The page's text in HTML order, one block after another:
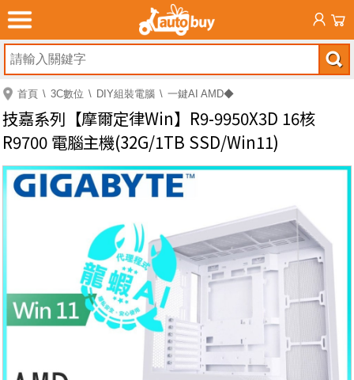
首頁 3C數位 DIY組裝電腦 一鍵AI AMD◆
技嘉系列【摩爾定律Win】R9-9950X3D 16核
R9700 電腦主機(32G/1TB SSD/Win11)